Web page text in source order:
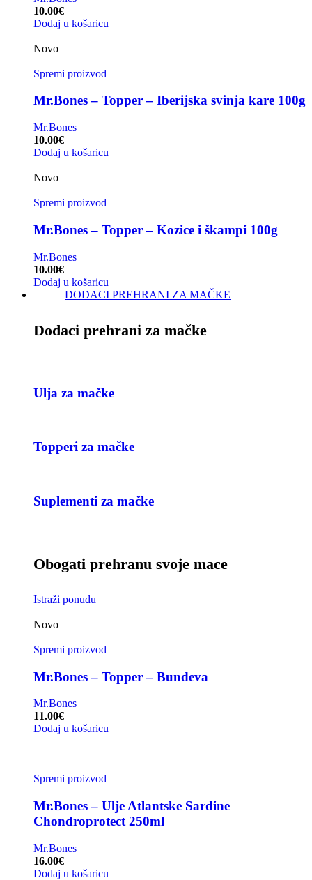
10.00€
Dodaj u košaricu
Novo
Spremi proizvod
Mr.Bones – Topper – Iberijska svinja kare 100g
Mr.Bones
10.00€
Dodaj u košaricu
Novo
Spremi proizvod
Mr.Bones – Topper – Kozice i škampi 100g
Mr.Bones
10.00€
Dodaj u košaricu
DODACI PREHRANI ZA MAČKE
Dodaci prehrani za mačke
Ulja za mačke
Topperi za mačke
Suplementi za mačke
Obogati prehranu svoje mace
Istraži ponudu
Novo
Spremi proizvod
Mr.Bones – Topper – Bundeva
Mr.Bones
11.00€
Dodaj u košaricu
Spremi proizvod
Mr.Bones – Ulje Atlantske Sardine
Chondroprotect 250ml
Mr.Bones
16.00€
Dodaj u košaricu